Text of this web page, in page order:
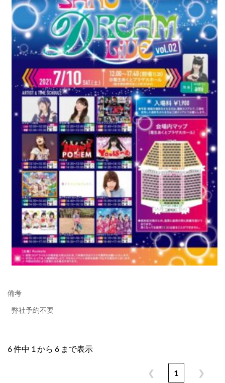
備考
弊社予約不要
6 件中 1 から 6 まで表示
❮ 1 ❯